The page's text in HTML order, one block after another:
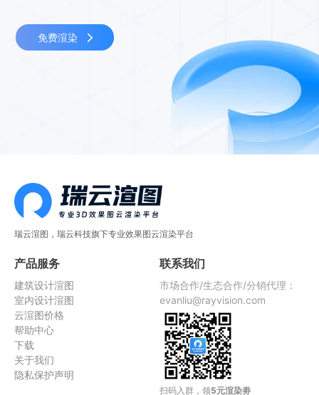
免费渲染
瑞云渲图，瑞云科技旗下专业效果图云渲染平台
产品服务
建筑设计渲图
室内设计渲图
云渲图价格
帮助中心
下载
关于我们
隐私保护声明
联系我们
市场合作/生态合作/分销代理：
evanliu@rayvision.com
扫码入群，领5元渲染劵